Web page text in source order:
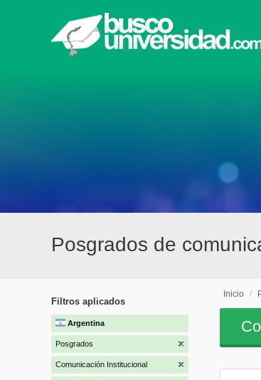
Posgrados de
Filtros aplicados
Argentina
Posgrados
Comunicación Institucional
Inicio /